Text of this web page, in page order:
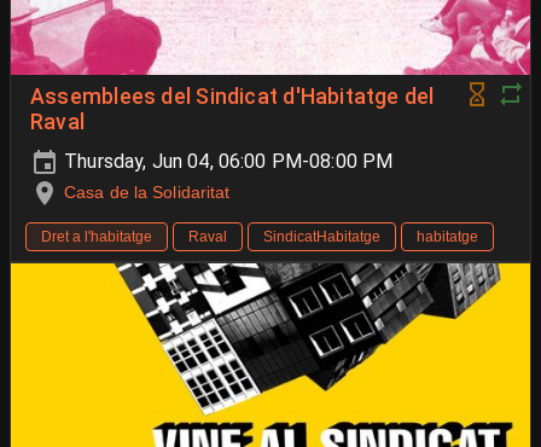
Assemblees del Sindicat d'Habitatge del
Raval
Thursday, Jun 04, 06:00 PM-08:00 PM
Casa de la Solidaritat
Dret a l'habitatge Raval SindicatHabitatge habitatge